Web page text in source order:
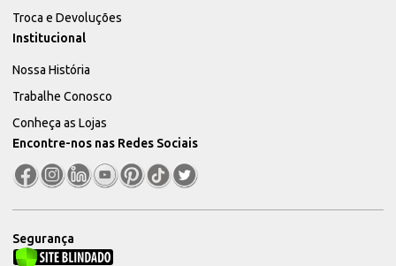
Troca e Devoluções
Institucional
Nossa História
Trabalhe Conosco
Conheça as Lojas
Encontre-nos nas Redes Sociais
Segurança